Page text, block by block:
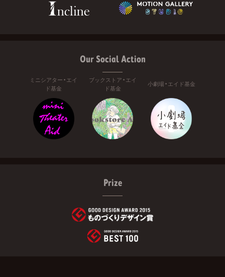
Our Social Action
ミニシアター・エイ
ド基金
ブックストア・エイ
ド基金
小劇場・エイド基金
Prize